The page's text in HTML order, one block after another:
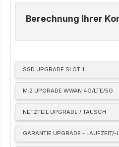
SSD UPGRADE SLOT 1
M.2 UPGRADE WWAN 4G/LTE/5G
NETZTEIL UPGRADE / TAUSCH
GARANTIE UPGRADE - LAUFZEIT/-
Berechnung Ihrer